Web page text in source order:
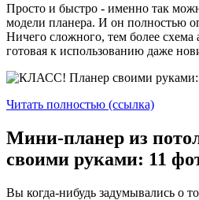
Просто и быстро - именно так
модели планера. И он полностью
Ничего сложного, тем более схема
готовая к использованию даже
Читать полностью (ссылка)
Мини-планер из
своими руками: 11
Вы когда-нибудь задумывались о